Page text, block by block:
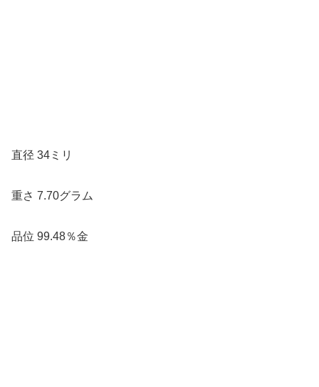
直径 34ミリ
重さ 7.70グラム
品位 99.48％金